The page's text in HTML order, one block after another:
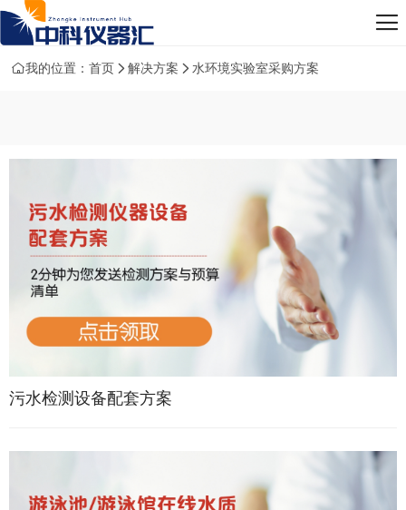
我的位置：首页 解决方案 水环境实验室采购方案
污水检测设备配套方案